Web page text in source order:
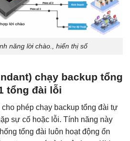
năng lời chào., hiển thị số
chạy backup tổng
tổng đài lỗi
phép chạy backup tổng đài tự
sự cố hoặc lỗi. Tính năng này
tổng đài luôn hoạt động ổn